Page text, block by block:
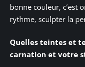
bonne couleur, c’est
rythme, sculpter la
Quelles teintes et
carnation et votre